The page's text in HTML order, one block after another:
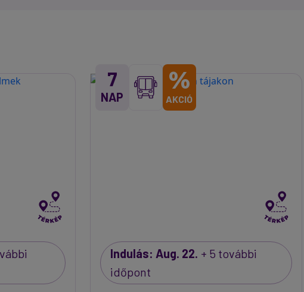
7
NAP
%
AKCIÓ
Indulás: Aug. 22. + 5 további
időpont